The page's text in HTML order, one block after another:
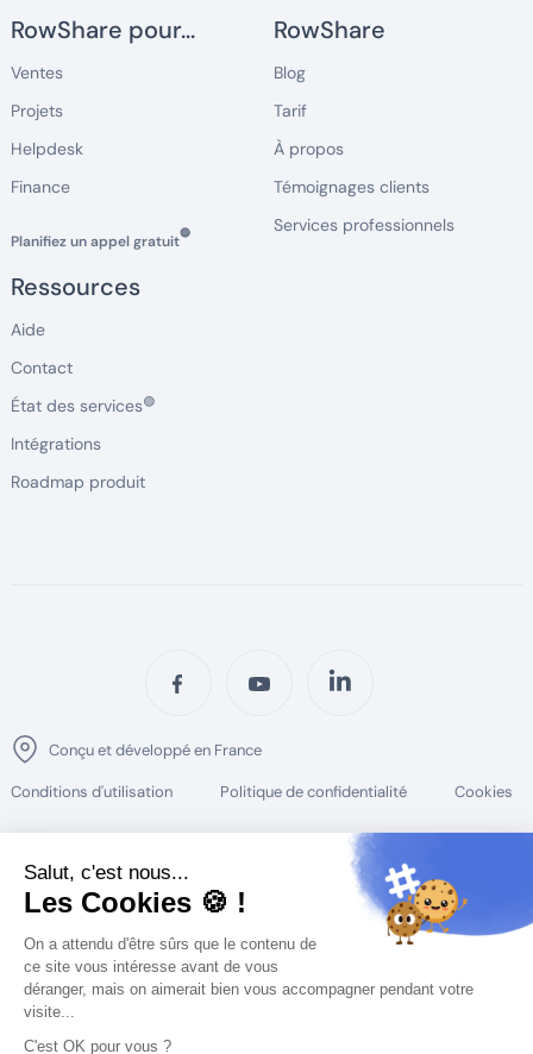
RowShare pour...
Ventes
Projets
Helpdesk
Finance
Planifiez un appel gratuit🔵
RowShare
Blog
Tarif
À propos
Témoignages clients
Services professionnels
Ressources
Aide
Contact
État des services🟢
Intégrations
Roadmap produit
Conçu et développé en France
Conditions d'utilisation Politique de confidentialité Cookies